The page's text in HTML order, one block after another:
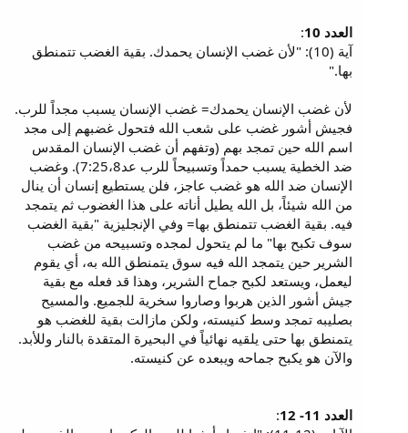
العدد 10
:
آية (10): "لأن غضب الإنسان يحمدك. بقية الغضب تتمنطق
بها."
لأن غضب الإنسان يحمدك= غضب الإنسان يسبب مجداً للرب.
فجيش أشور غضب على شعب الله فتحول غضبهم إلى مجد
اسم الله حين تمجد بهم (وتفهم أن غضب الإنسان المقدس
ضد الخطية يسبب حمداً وتسبيحاً للرب عد7:25،8). وغضب
الإنسان ضد الله هو غضب عاجز، فلن يستطيع إنسان أن ينال
من الله شيئاً، بل الله يطيل أناته على هذا الغضوب ثم يتمجد
فيه. بقية الغضب تتمنطق بها= وفي الإنجليزية "بقية الغضب
سوف تكبح بها" ما لم يتحول لمجده وتسبيحه من غضب
الشرير حين يتمجد الله فيه سوق يتمنطق الله به، أي يقوم
ليعمل، ويستعد لكبح جماح الشرير، وهذا قد فعله مع بقية
جيش أشور الذين هربوا وصاروا سخرية للجميع. والمسيح
بصليبه تمجد وسط كنيسته، ولكن مازالت بقية للغضب هو
يتمنطق بها حتى يلقيه نهائياً في البحيرة المتقدة بالنار وللأبد.
والآن هو يكبح جماحه ويبعده عن كنيسته.
العدد 11- 12
: